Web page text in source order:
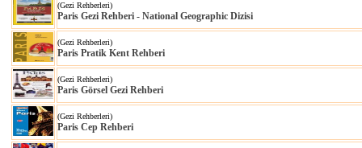
(Gezi Rehberleri)
Paris Gezi Rehberi - National Geographic Dizisi
(Gezi Rehberleri)
Paris Pratik Kent Rehberi
(Gezi Rehberleri)
Paris Görsel Gezi Rehberi
(Gezi Rehberleri)
Paris Cep Rehberi